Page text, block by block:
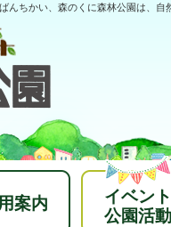
んちかい、森のくに森林公園は、自
案内
イベント
公園活動